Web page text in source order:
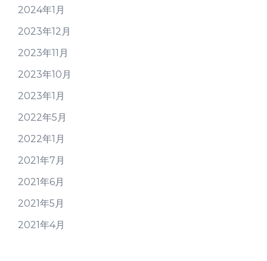
2024年1月
2023年12月
2023年11月
2023年10月
2023年1月
2022年5月
2022年1月
2021年7月
2021年6月
2021年5月
2021年4月